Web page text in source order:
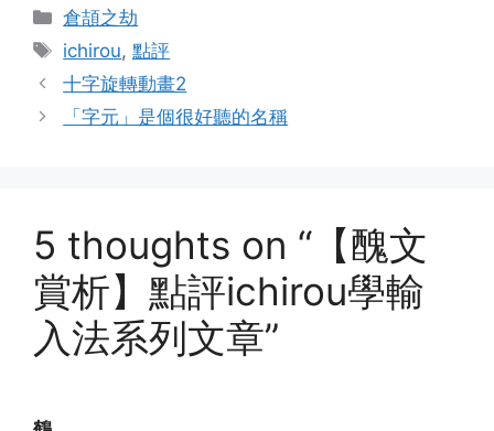
Categories
倉頡之劫
Tags
ichirou,點評
十字旋轉動畫2
「字元」是個很好聽的名稱
5 thoughts on “【醜文
賞析】點評ichirou學輸
入法系列文章”